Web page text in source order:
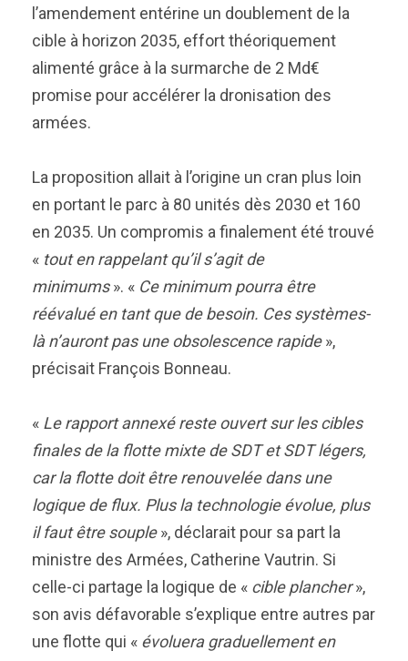
l’amendement entérine un doublement de la
cible à horizon 2035, effort théoriquement
alimenté grâce à la surmarche de 2 Md€
promise pour accélérer la dronisation des
armées.
La proposition allait à l’origine un cran plus loin
en portant le parc à 80 unités dès 2030 et 160
en 2035. Un compromis a finalement été trouvé
« tout en rappelant qu’il s’agit de
minimums». « Ce minimum pourra être
réévalué en tant que de besoin. Ces systèmes-
là n’auront pas une obsolescence rapide»,
précisait François Bonneau.
« Le rapport annexé reste ouvert sur les cibles
finales de la flotte mixte de SDT et SDT légers,
car la flotte doit être renouvelée dans une
logique de flux. Plus la technologie évolue, plus
il faut être souple», déclarait pour sa part la
ministre des Armées, Catherine Vautrin. Si
celle-ci partage la logique de « cible plancher»,
son avis défavorable s’explique entre autres par
une flotte qui « évoluera graduellement en